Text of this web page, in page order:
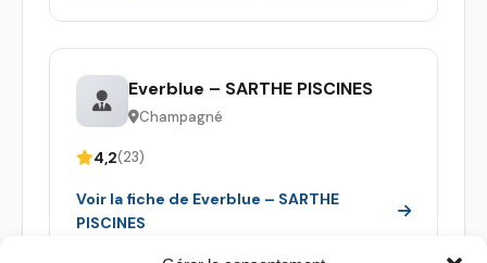
Everblue – SARTHE PISCINES
Champagné
4,2(23)
Voir la fiche de Everblue – SARTHE
PISCINES